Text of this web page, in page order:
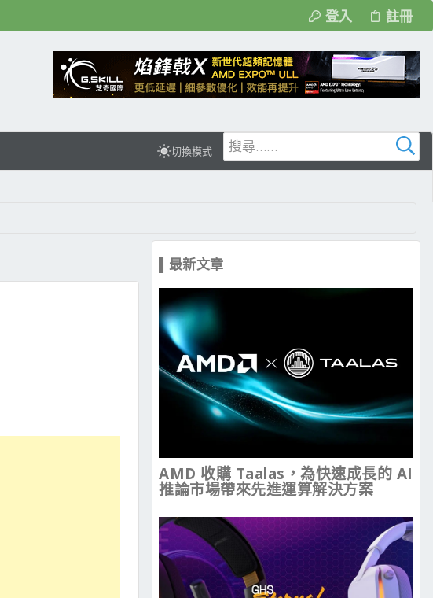
登入 註冊
切換模式
▌最新文章
AMD 收購 Taalas，為快速成長的 AI
推論市場帶來先進運算解決方案